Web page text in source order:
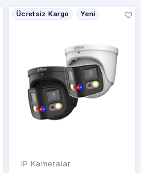
Ücretsiz Kargo Yeni
IP Kameralar